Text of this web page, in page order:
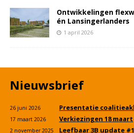
Ontwikkelingen
én Lansingerlanders
1 april 2026
Nieuwsbrief
26 juni 2026 Presentatie
17 maart 2026 Verkiezingen 18 maart
2 november 2025 Leefbaar 3B update